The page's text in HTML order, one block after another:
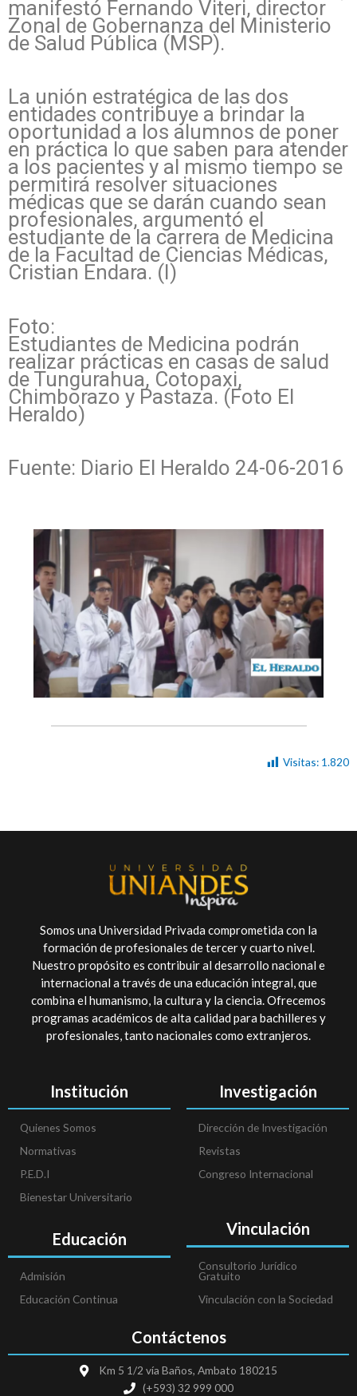
manifestó Fernando Viteri, director
Zonal de Gobernanza del Ministerio
de Salud Pública (MSP).
La unión estratégica de las dos
entidades contribuye a brindar la
oportunidad a los alumnos de poner
en práctica lo que saben para atender
a los pacientes y al mismo tiempo se
permitirá resolver situaciones
médicas que se darán cuando sean
profesionales, argumentó el
estudiante de la carrera de Medicina
de la Facultad de Ciencias Médicas,
Cristian Endara. (I)
Foto:
Estudiantes de Medicina podrán
realizar prácticas en casas de salud
de Tungurahua, Cotopaxi,
Chimborazo y Pastaza. (Foto El
Heraldo)
Fuente: Diario El Heraldo 24-06-2016
Visitas: 1.820
Somos una Universidad Privada comprometida con la
formación de profesionales de tercer y cuarto nivel.
Nuestro propósito es contribuir al desarrollo nacional e
internacional a través de una educación integral, que
combina el humanismo, la cultura y la ciencia. Ofrecemos
programas académicos de alta calidad para bachilleres y
profesionales, tanto nacionales como extranjeros.
Institución
Quienes Somos
Normativas
P.E.D.I
Bienestar Universitario
Educación
Admisión
Educación Continua
Investigación
Dirección de Investigación
Revistas
Congreso Internacional
Vinculación
Consultorio Jurídico
Gratuito
Vinculación con la Sociedad
Contáctenos
Km 5 1/2 vía Baños, Ambato 180215
(+593) 32 999 000